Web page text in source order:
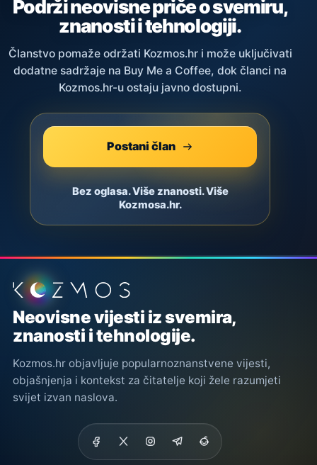
Podrži neovisne priče o svemiru,
znanosti i tehnologiji.
Članstvo pomaže održati Kozmos.hr i može uključivati
dodatne sadržaje na Buy Me a Coffee, dok članci na
Kozmos.hr-u ostaju javno dostupni.
Postani član
Bez oglasa. Više znanosti. Više
Kozmosa.hr.
Podnožje stranice
Neovisne vijesti iz svemira,
znanosti i tehnologije.
Kozmos.hr objavljuje popularnoznanstvene vijesti,
objašnjenja i kontekst za čitatelje koji žele razumjeti
svijet izvan naslova.